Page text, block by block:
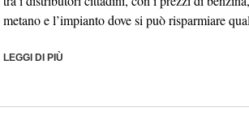
metano e l’impianto dove si può risparmiare
LEGGI DI PIÙ